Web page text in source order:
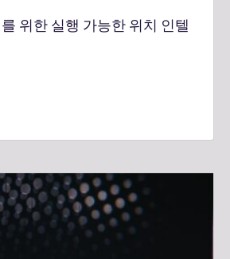
위한 실행 가능한 위치 인텔